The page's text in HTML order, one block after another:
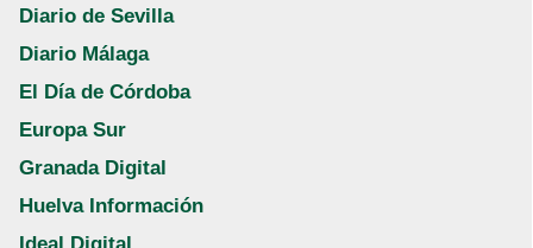
Diario de Sevilla
Diario Málaga
El Día de Córdoba
Europa Sur
Granada Digital
Huelva Información